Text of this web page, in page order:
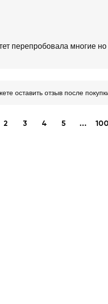
перепробовала многие но
оставить отзыв после
2 3 4 5 ... 100